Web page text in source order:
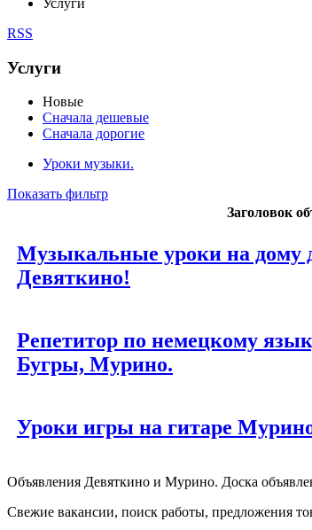
Услуги
RSS
Услуги
Новые
Сначала дешевые
Сначала дорогие
Уроки музыки.
Показать фильтр
Заголовок
Музыкальные уроки на дому
Девяткино!
Репетитор по немецкому
Бугры, Мурино.
Уроки игры на гитаре
Объявления Девяткино и Мурино. Доска
Свежие вакансии, поиск работы, предложения